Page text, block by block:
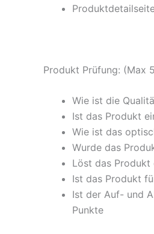
Produkt Prüfung: (Max
Wie ist die
Ist das Produkt
Wie ist das
Wurde das
Löst das Produkt
Ist das Produkt
Ist der Auf- und
Punkte